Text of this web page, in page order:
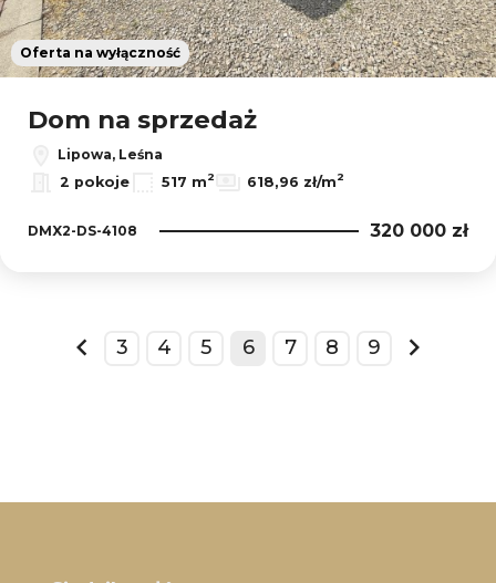
Oferta na wyłączność
Dom na sprzedaż
Lipowa, Leśna
2 pokoje
517 m2 618,96 zł/m2
DMX2-DS-4108 320 000 zł
prev
3 4 5 6 7 8 9
next